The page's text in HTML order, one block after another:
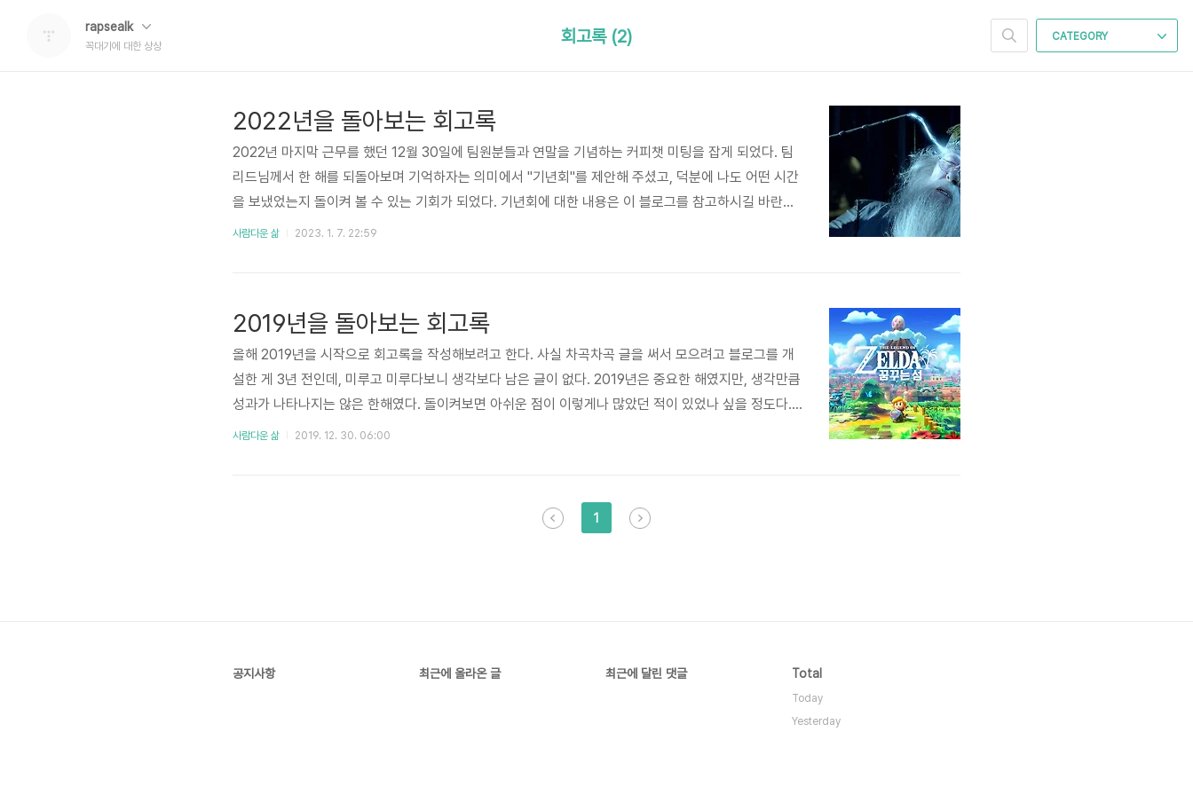
rapsealk
꼭대기에 대한 상상
CATEGORY
회고록 (2)
2022년을 돌아보는 회고록
2022년 마지막 근무를 했던 12월 30일에 팀원분들과 연말을 기념하는 커피챗 미팅을 잡게 되었다. 팀
리드님께서 한 해를 되돌아보며 기억하자는 의미에서 "기년회"를 제안해 주셨고, 덕분에 나도 어떤 시간
을 보냈었는지 돌이켜 볼 수 있는 기회가 되었다. 기년회에 대한 내용은 이 블로그를 참고하시길 바란다.
올해는 어떤 항목들로 기억을 분류해 보면 좋을까 고민을 하다가 시간순으로 나열해 보기로 했다.1월20
사람다운 삶 2023. 1. 7. 22:59
2019년을 돌아보는 회고록
올해 2019년을 시작으로 회고록을 작성해보려고 한다. 사실 차곡차곡 글을 써서 모으려고 블로그를 개
설한 게 3년 전인데, 미루고 미루다보니 생각보다 남은 글이 없다. 2019년은 중요한 해였지만, 생각만큼
성과가 나타나지는 않은 한해였다. 돌이켜보면 아쉬운 점이 이렇게나 많았던 적이 있었나 싶을 정도다.
우선 올해 있었던 일들을 정리하고 자극제로 삼으려고 한다. 프로젝트작년 10월을 시작으로(정확히는 8
다. 사실 나는 이 프로젝트에 참여할 생각이 없었다. 오히려 참여하고 싶지 않았다. 하지만 진행하게 되
사람다운 삶 2019. 12. 30. 06:00
1
공지사항 최근에 올라온 글 최근에 달린 댓글 Total
Today
Yesterday